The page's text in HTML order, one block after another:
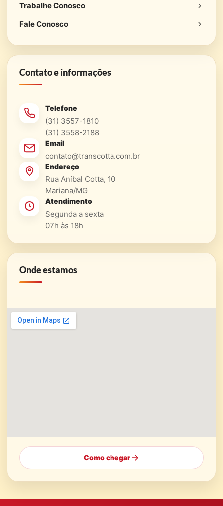
Trabalhe Conosco
Fale Conosco
Contato e informações
Telefone
(31) 3557-1810
(31) 3558-2188
Email
contato@transcotta.com.br
Endereço
Rua Aníbal Cotta, 10
Mariana/MG
Atendimento
Segunda a sexta
07h às 18h
Onde estamos
Como chegar